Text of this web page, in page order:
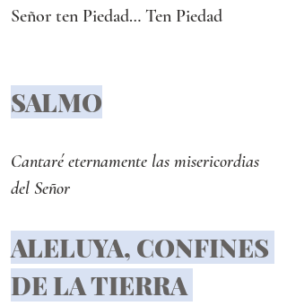
Señor ten Piedad… Ten Piedad
SALMO
Cantaré eternamente las misericordias
del Señor
ALELUYA, CONFINES
DE LA TIERRA